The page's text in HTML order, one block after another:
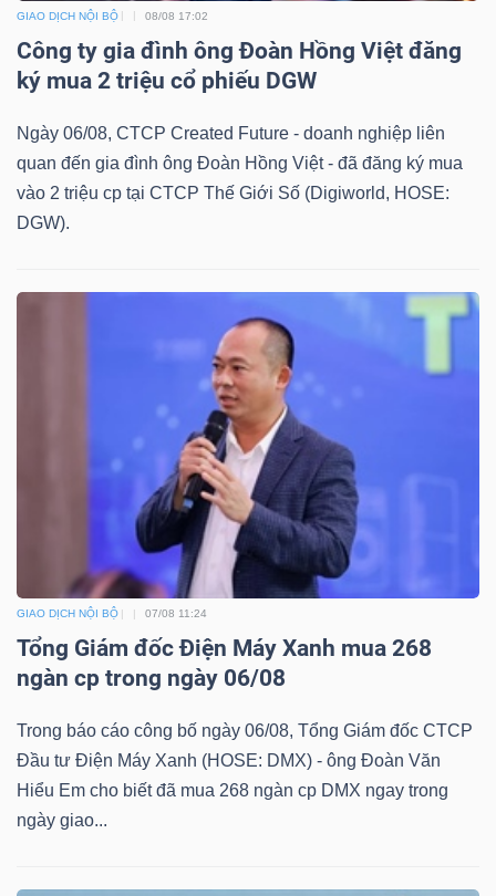
GIAO DỊCH NỘI BỘ 08/08 17:02
Công ty gia đình ông Đoàn Hồng Việt đăng
ký mua 2 triệu cổ phiếu DGW
Ngày 06/08, CTCP Created Future - doanh nghiệp liên
quan đến gia đình ông Đoàn Hồng Việt - đã đăng ký mua
vào 2 triệu cp tại CTCP Thế Giới Số (Digiworld, HOSE:
DGW).
GIAO DỊCH NỘI BỘ 07/08 11:24
Tổng Giám đốc Điện Máy Xanh mua 268
ngàn cp trong ngày 06/08
Trong báo cáo công bố ngày 06/08, Tổng Giám đốc CTCP
Đầu tư Điện Máy Xanh (HOSE: DMX) - ông Đoàn Văn
Hiểu Em cho biết đã mua 268 ngàn cp DMX ngay trong
ngày giao...
CÔNG
ĐẦU
TƯ
XUẤT
NĂNG
LƯỢNG
VẬT